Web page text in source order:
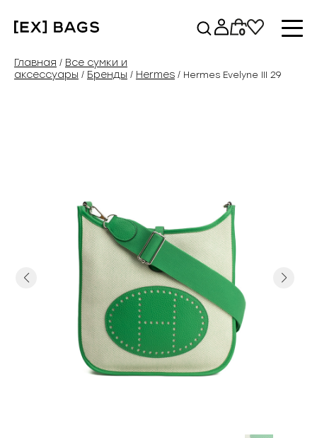
содержимому
0
Главная / Все сумки и
аксессуары / Бренды / Hermes / Hermes Evelyne III 29
Previous Next